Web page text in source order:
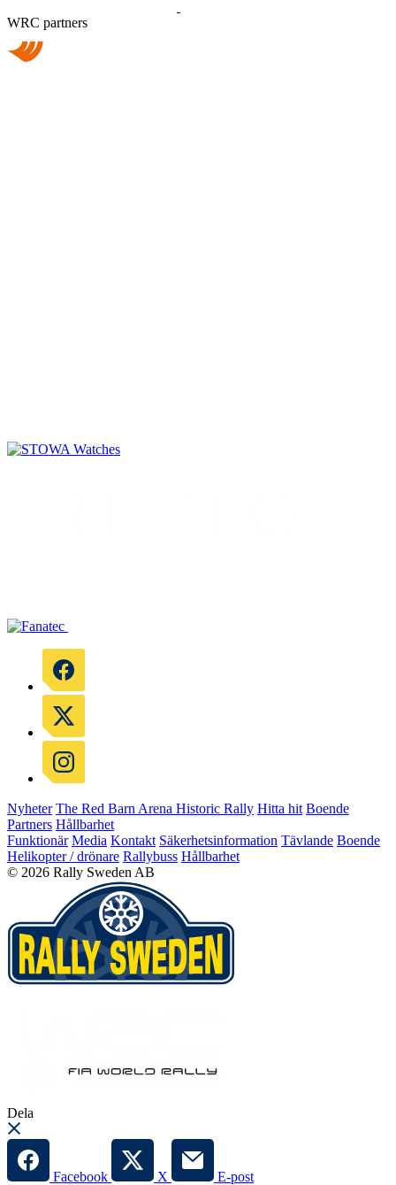
WRC partners
Nyheter The Red Barn Arena Historic Rally Hitta hit Boende
Partners Hållbarhet
Funktionär Media Kontakt Säkerhetsinformation Tävlande Boende
Helikopter / drönare Rallybuss Hållbarhet
© 2026 Rally Sweden AB
Dela
Facebook X E-post